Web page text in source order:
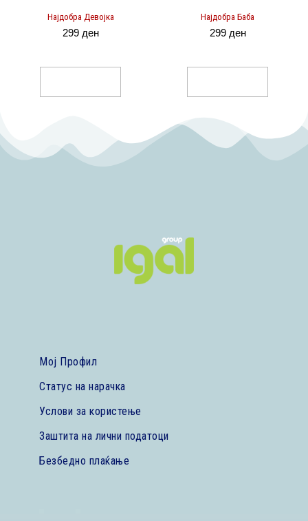
Најдобра Девојка
299 ден
Најдобра Баба
299 ден
Мој Профил
Статус на нарачка
Услови за користење
Заштита на лични податоци
Безбедно плаќање